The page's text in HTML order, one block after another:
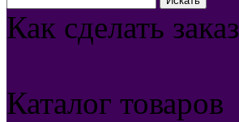
Как сделать заказ
Каталог товаров